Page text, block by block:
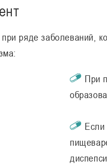
ряде заболеваний,
При
Если